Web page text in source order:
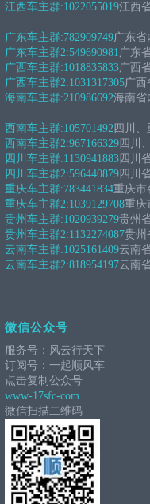
江西车主群:1022055019江西
广东车主群:782909749广东省
广东车主群2:549690981广东
广西车主群:1018835833广西
广西车主群2:1031317305广西
海南车主群:210986692海南省
西南车主群:105701492 四川
西南车主群2:967166329 四川
四川车主群:1130941883 四川
四川车主群2:596440879 四川
重庆车主群:783441834重庆市
重庆车主群2:1039129708重庆
贵州车主群:1020939279贵州
贵州车主群2:1132274087贵州
云南车主群:1025161409云南
云南车主群2:818954197云南
微信公众号
服务号：风云行天下
订阅号：一起顺风车
点击复制公众号
www-17sfc-com
微信扫描二维码